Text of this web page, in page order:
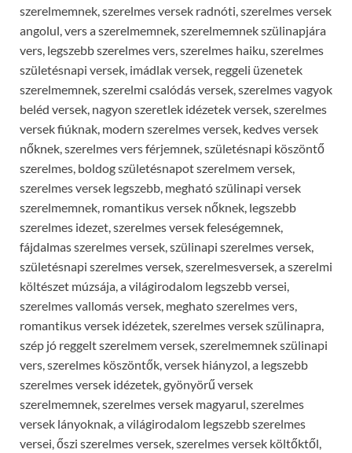
szerelmemnek, szerelmes versek radnóti, szerelmes versek
angolul, vers a szerelmemnek, szerelmemnek szülinapjára
vers, legszebb szerelmes vers, szerelmes haiku, szerelmes
születésnapi versek, imádlak versek, reggeli üzenetek
szerelmemnek, szerelmi csalódás versek, szerelmes vagyok
beléd versek, nagyon szeretlek idézetek versek, szerelmes
versek fiúknak, modern szerelmes versek, kedves versek
nőknek, szerelmes vers férjemnek, születésnapi köszöntő
szerelmes, boldog születésnapot szerelmem versek,
szerelmes versek legszebb, megható szülinapi versek
szerelmemnek, romantikus versek nőknek, legszebb
szerelmes idezet, szerelmes versek feleségemnek,
fájdalmas szerelmes versek, szülinapi szerelmes versek,
születésnapi szerelmes versek, szerelmesversek, a szerelmi
költészet múzsája, a világirodalom legszebb versei,
szerelmes vallomás versek, meghato szerelmes vers,
romantikus versek idézetek, szerelmes versek szülinapra,
szép jó reggelt szerelmem versek, szerelmemnek szülinapi
vers, szerelmes köszöntők, versek hiányzol, a legszebb
szerelmes versek idézetek, gyönyörű versek
szerelmemnek, szerelmes versek magyarul, szerelmes
versek lányoknak, a világirodalom legszebb szerelmes
versei, őszi szerelmes versek, szerelmes versek költőktől,